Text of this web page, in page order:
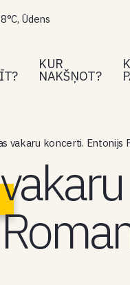
Ūdens
KUR
NAKŠŅOT?
vakaru koncerti. Entonijs